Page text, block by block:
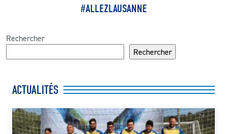
#ALLEZLAUSANNE
Rechercher
Rechercher
ACTUALITÉS